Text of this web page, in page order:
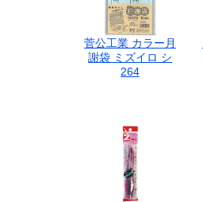
菅公工業 カラー月
謝袋 ミズイロ シ
264